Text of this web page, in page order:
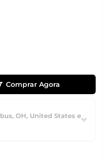
Comprar Agora
OH, United States e